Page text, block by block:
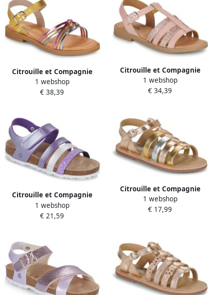
Citrouille et Compagnie
Platte sandalen DAISY
1 webshop
€ 38,39
Citrouille et Compagnie
Platte sandalen MIMOSA
1 webshop
€ 34,39
Citrouille et Compagnie
Platte sandalen ZELLIE
1 webshop
€ 21,59
Citrouille et Compagnie
Platte sandalen INALA
1 webshop
€ 17,99